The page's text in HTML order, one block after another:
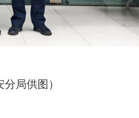
局供图）